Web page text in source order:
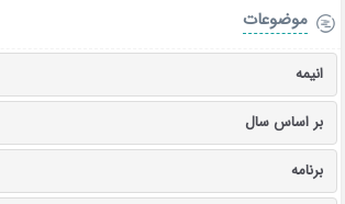
موضوعات
انیمه
بر اساس سال
برنامه